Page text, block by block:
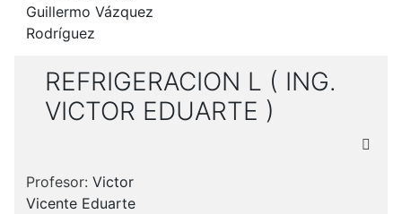
Guillermo Vázquez
Rodríguez
REFRIGERACION L ( ING.
VICTOR EDUARTE )
Profesor: Victor
Vicente Eduarte